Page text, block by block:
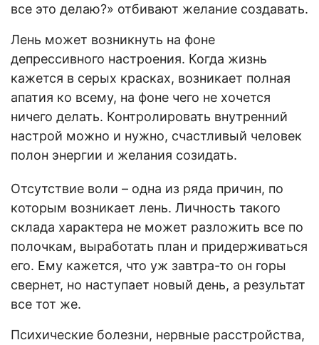
все это делаю?» отбивают желание создавать.
Лень может возникнуть на фоне
депрессивного настроения. Когда жизнь
кажется в серых красках, возникает полная
апатия ко всему, на фоне чего не хочется
ничего делать. Контролировать внутренний
настрой можно и нужно, счастливый человек
полон энергии и желания созидать.
Отсутствие воли – одна из ряда причин, по
которым возникает лень. Личность такого
склада характера не может разложить все по
полочкам, выработать план и придерживаться
его. Ему кажется, что уж завтра-то он горы
свернет, но наступает новый день, а результат
все тот же.
Психические болезни, нервные расстройства,